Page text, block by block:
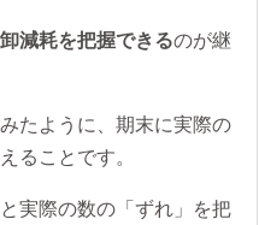
減耗を把握できるのが継
たように、期末に実際の
ることです。
実際の数の「ずれ」を把